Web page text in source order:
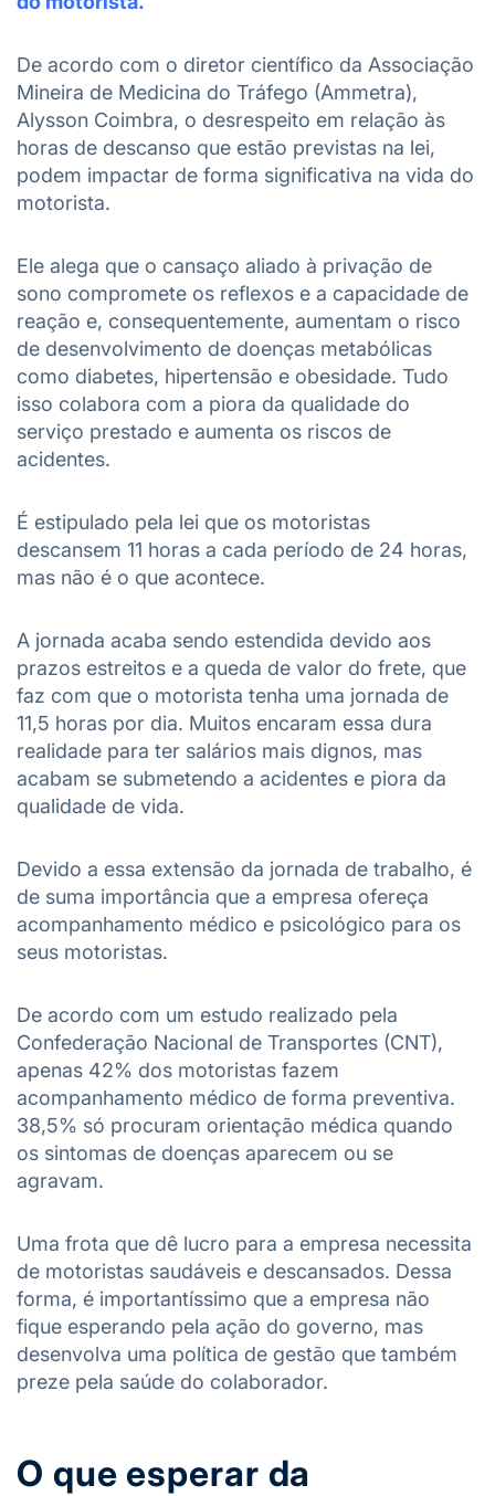
De acordo com o diretor científico da Associação
Mineira de Medicina do Tráfego (Ammetra),
Alysson Coimbra, o desrespeito em relação às
horas de descanso que estão previstas na lei,
podem impactar de forma significativa na vida do
motorista.
Ele alega que o cansaço aliado à privação de
sono compromete os reflexos e a capacidade de
reação e, consequentemente, aumentam o risco
de desenvolvimento de doenças metabólicas
como diabetes, hipertensão e obesidade. Tudo
isso colabora com a piora da qualidade do
serviço prestado e aumenta os riscos de
acidentes.
É estipulado pela lei que os motoristas
descansem 11 horas a cada período de 24 horas,
mas não é o que acontece.
A jornada acaba sendo estendida devido aos
prazos estreitos e a queda de valor do frete, que
faz com que o motorista tenha uma jornada de
11,5 horas por dia. Muitos encaram essa dura
realidade para ter salários mais dignos, mas
acabam se submetendo a acidentes e piora da
qualidade de vida.
Devido a essa extensão da jornada de trabalho, é
de suma importância que a empresa ofereça
acompanhamento médico e psicológico para os
seus motoristas.
De acordo com um estudo realizado pela
Confederação Nacional de Transportes (CNT),
apenas 42% dos motoristas fazem
acompanhamento médico de forma preventiva.
38,5% só procuram orientação médica quando
os sintomas de doenças aparecem ou se
agravam.
Uma frota que dê lucro para a empresa necessita
de motoristas saudáveis e descansados. Dessa
forma, é importantíssimo que a empresa não
fique esperando pela ação do governo, mas
desenvolva uma política de gestão que também
preze pela saúde do colaborador.
O que esperar da